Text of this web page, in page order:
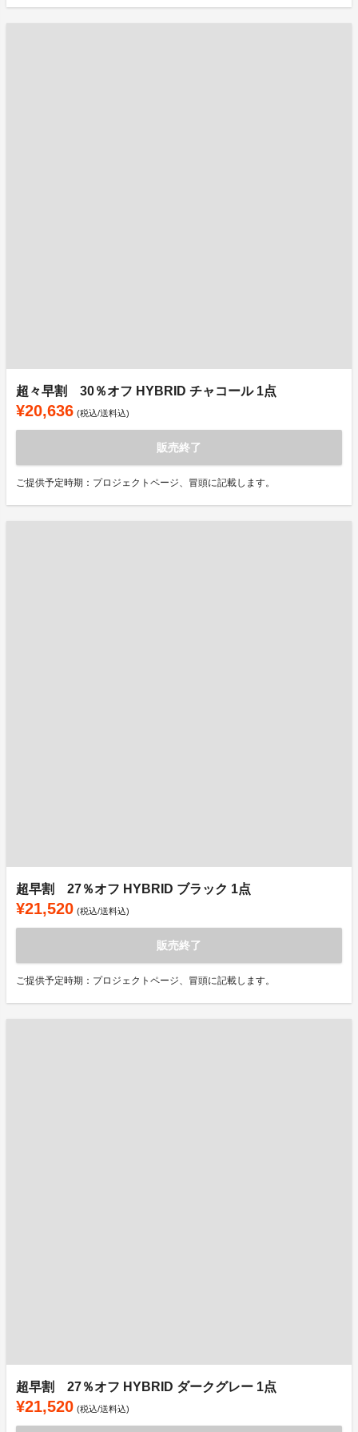
超々早割 30％オフ HYBRID チャコール 1点
¥20,636 (税込/送料込)
販売終了
ご提供予定時期：プロジェクトページ、冒頭に記載します。
超早割 27％オフ HYBRID ブラック 1点
¥21,520 (税込/送料込)
販売終了
ご提供予定時期：プロジェクトページ、冒頭に記載します。
超早割 27％オフ HYBRID ダークグレー 1点
¥21,520 (税込/送料込)